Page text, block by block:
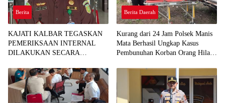
Berita
KAJATI KALBAR TEGASKAN
PEMERIKSAAN INTERNAL
DILAKUKAN SECARA
INFORMASI YANG BEREDAR
TERKAIT DUGAAN
KETERLIBATAN PEGAWAI
KEJARI SEKADAU
Berita Daerah
Kurang dari 24 Jam Polsek Manis
Mata Berhasil Ungkap Kasus
Pembunuhan Korban Orang Hilang